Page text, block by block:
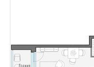
отделкой